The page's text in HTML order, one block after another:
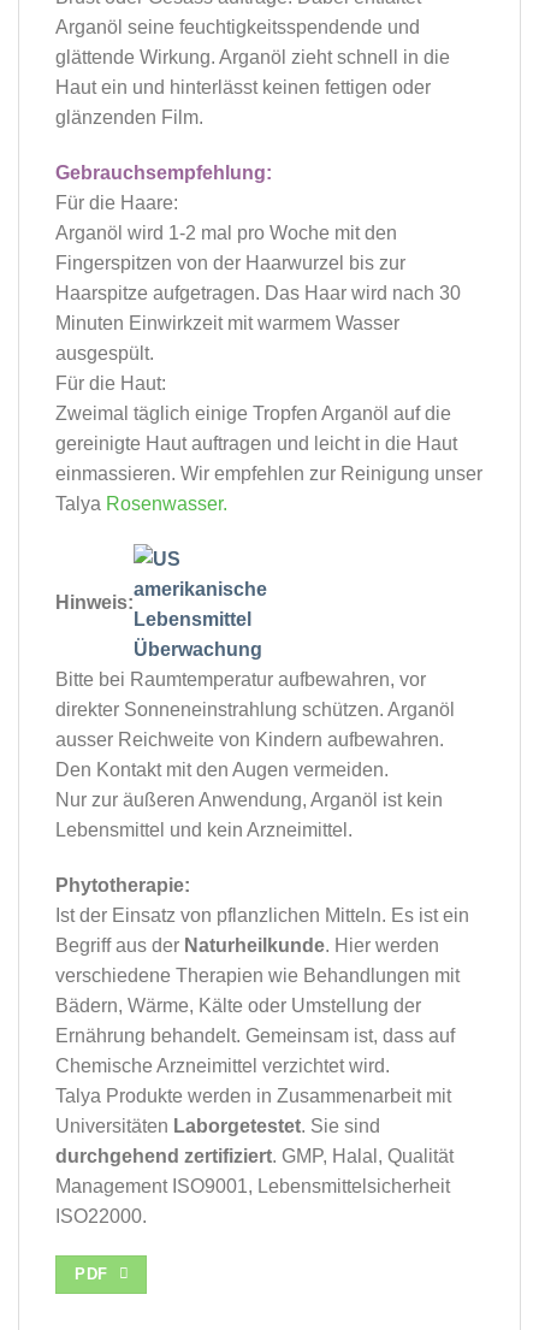
Arganöl seine feuchtigkeitsspendende und
glättende Wirkung. Arganöl zieht schnell in die
Haut ein und hinterlässt keinen fettigen oder
glänzenden Film.
Gebrauchsempfehlung:
Für die Haare:
Arganöl wird 1-2 mal pro Woche mit den
Fingerspitzen von der Haarwurzel bis zur
Haarspitze aufgetragen. Das Haar wird nach 30
Minuten Einwirkzeit mit warmem Wasser
ausgespült.
Für die Haut:
Zweimal täglich einige Tropfen Arganöl auf die
gereinigte Haut auftragen und leicht in die Haut
einmassieren. Wir empfehlen zur Reinigung unser
Talya Rosenwasser.
Hinweis:
Bitte bei Raumtemperatur aufbewahren, vor
direkter Sonneneinstrahlung schützen. Arganöl
ausser Reichweite von Kindern aufbewahren.
Den Kontakt mit den Augen vermeiden.
Nur zur äußeren Anwendung, Arganöl ist kein
Lebensmittel und kein Arzneimittel.
Phytotherapie:
Ist der Einsatz von pflanzlichen Mitteln. Es ist ein
Begriff aus der Naturheilkunde. Hier werden
verschiedene Therapien wie Behandlungen mit
Bädern, Wärme, Kälte oder Umstellung der
Ernährung behandelt. Gemeinsam ist, dass auf
Chemische Arzneimittel verzichtet wird.
Talya Produkte werden in Zusammenarbeit mit
Universitäten Laborgetestet. Sie sind
durchgehend zertifiziert. GMP, Halal, Qualität
Management ISO9001, Lebensmittelsicherheit
ISO22000.
PDF